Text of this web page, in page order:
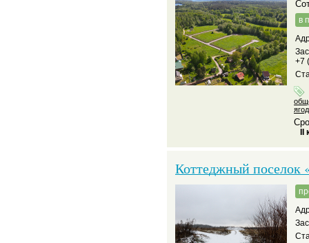
в
+7
Коттеджный поселок